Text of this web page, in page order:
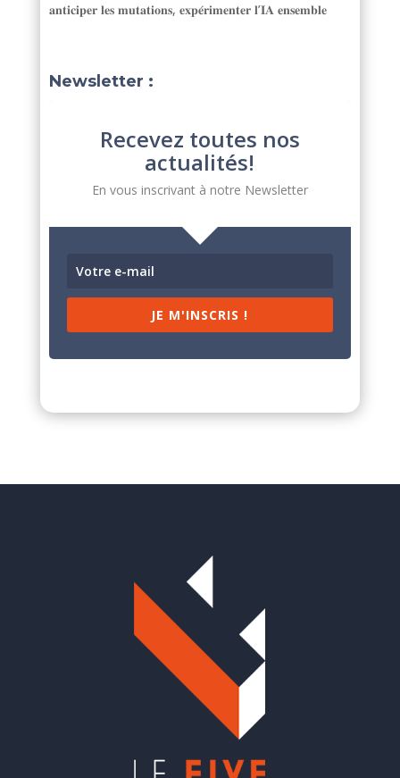
𝐚𝐧𝐭𝐢𝐜𝐢𝐩𝐞𝐫 𝐥𝐞𝐬 𝐦𝐮𝐭𝐚𝐭𝐢𝐨𝐧𝐬, 𝐞𝐱𝐩𝐞́𝐫𝐢𝐦𝐞𝐧𝐭𝐞𝐫 𝐥’𝐈𝐀 𝐞𝐧𝐬𝐞𝐦𝐛𝐥𝐞
Newsletter :
Recevez toutes nos
actualités!
En vous inscrivant à notre Newsletter
JE M'INSCRIS !